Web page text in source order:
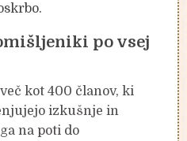
po vsej
kot 400 članov, ki
izkušnje in
na poti do